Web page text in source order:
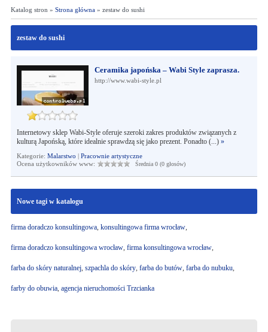
Katalog stron » Strona główna» zestaw do sushi
zestaw do sushi
Ceramika japońska – Wabi Style zaprasza.
http://www.wabi-style.pl
Internetowy sklep Wabi-Style oferuje szeroki zakres produktów związanych z
kulturą Japońską, które idealnie sprawdzą się jako prezent. Ponadto (...) »
Kategorie: Malarstwo | Pracownie artystyczne
Ocena użytkowników www:
Średnia 0 (0 głosów)
Nowe tagi w katalogu
firma doradczo konsultingowa, konsultingowa firma wrocław,
firma doradczo konsultingowa wrocław, firma konsultingowa wrocław,
farba do skóry naturalnej, szpachla do skóry, farba do butów, farba do nubuku,
farby do obuwia, agencja nieruchomości Trzcianka